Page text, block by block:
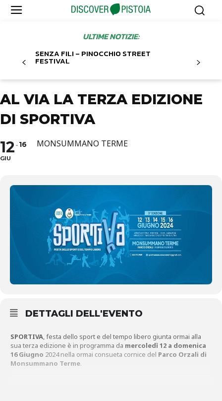
ULTIME NOTIZIE:
SENZA FILI – PINOCCHIO STREET
FESTIVAL
AL VIA LA TERZA EDIZIONE
DI SPORTIVA
12
GIU
16 MONSUMMANO TERME
DETTAGLI DELL'EVENTO
SPORTIVA, festa dello sport e del tempo libero giunta ormai alla
sua terza edizione è in programma da mercoledì 12 a domenica
16 Giugno 2024 nella ormai consueta cornice del Parco Orzali di
Monsummano Terme.